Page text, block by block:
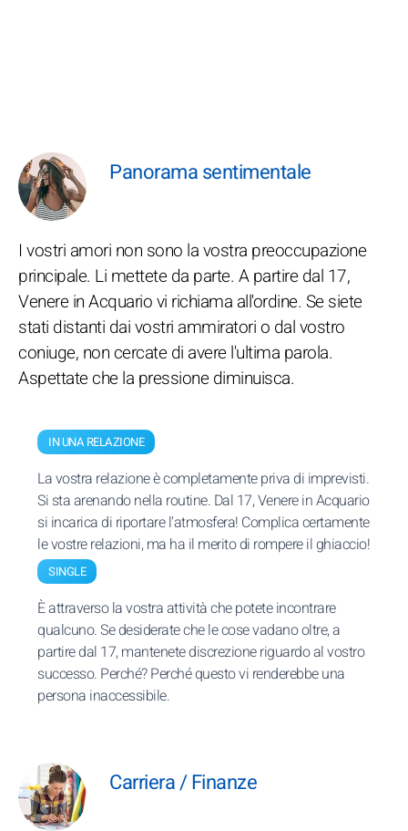
Panorama sentimentale
I vostri amori non sono la vostra preoccupazione
principale. Li mettete da parte. A partire dal 17,
Venere in Acquario vi richiama all'ordine. Se siete
stati distanti dai vostri ammiratori o dal vostro
coniuge, non cercate di avere l'ultima parola.
Aspettate che la pressione diminuisca.
IN UNA RELAZIONE
La vostra relazione è completamente priva di imprevisti.
Si sta arenando nella routine. Dal 17, Venere in Acquario
si incarica di riportare l'atmosfera! Complica certamente
le vostre relazioni, ma ha il merito di rompere il ghiaccio!
SINGLE
È attraverso la vostra attività che potete incontrare
qualcuno. Se desiderate che le cose vadano oltre, a
partire dal 17, mantenete discrezione riguardo al vostro
successo. Perché? Perché questo vi renderebbe una
persona inaccessibile.
Carriera / Finanze